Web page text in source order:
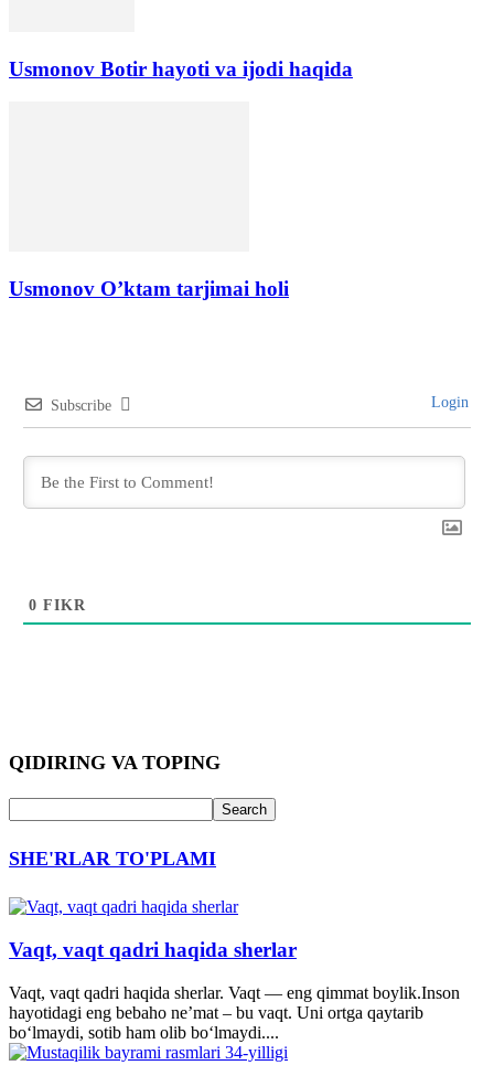
Usmonov Botir hayoti va ijodi haqida
Usmonov O’ktam tarjimai holi
Subscribe Login
0 FIKR
QIDIRING VA TOPING
SHE'RLAR TO'PLAMI
Vaqt, vaqt qadri haqida sherlar
Vaqt, vaqt qadri haqida sherlar. Vaqt — eng qimmat boylik.Inson
hayotidagi eng bebaho ne’mat – bu vaqt. Uni ortga qaytarib
bo‘lmaydi, sotib ham olib bo‘lmaydi....